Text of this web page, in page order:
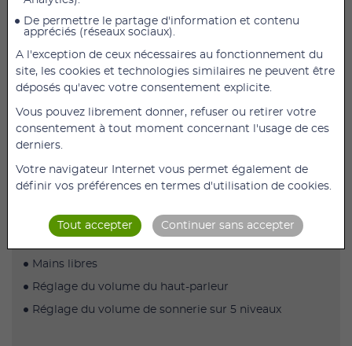
jusqu'à 30dB, idéal pour les personnes malvoyantes et
malentendantes.
Hors de sa base de chargement, l'appareil
reste opérationnel pour une durée de 4 jours.
APPELER/REPONDRE
Compatible avec tout appareil auditif (HAC)
Réglage du volume de réception jusqu’à 30dB
4 mémoires « photo » personnalisables
Mains libres
Réglage du volume du haut-parleur
Réglage du volume de sonnerie sur 5 niveaux
De permettre le partage d'information et contenu
appréciés (réseaux sociaux).
A l'exception de ceux nécessaires au fonctionnement du
site, les cookies et technologies similaires ne peuvent être
déposés qu'avec votre consentement explicite.
Vous pouvez librement donner, refuser ou retirer votre
consentement à tout moment concernant l'usage de ces
derniers.
Votre navigateur Internet vous permet également de
définir vos préférences en termes d'utilisation de cookies.
Tout accepter Continuer sans accepter